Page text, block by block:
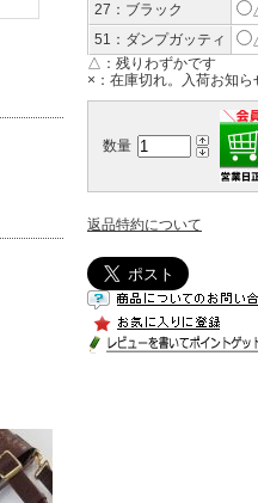
27：ブラック
51：ダンプガッティ
△： 残りわずかです
×： 在庫切れ。入荷お知ら
数量
返品特約について